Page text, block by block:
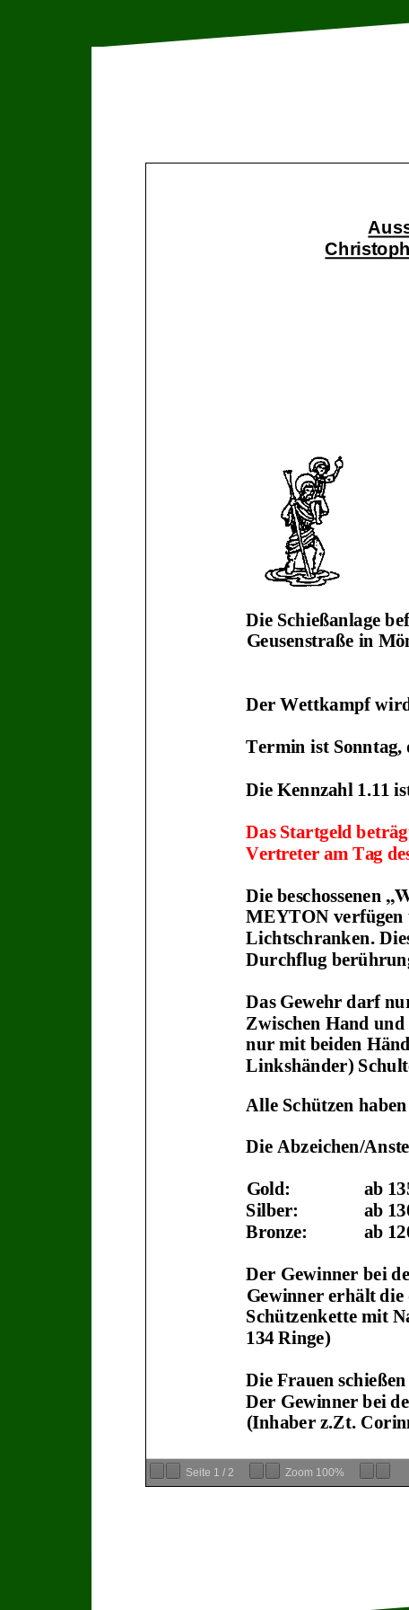
Die Schießanlage
Geusenstraße in
Der Wettkampf
Termin ist Sonntag,
Die Kennzahl 1 .11
Das Startgeld
Vertreter am Tag
Die beschossenen
MEYTON verfügen
Lichtschranken.
Durchflug
Das Gewehr darf
Zwischen Hand
nur mit beiden
Linkshänder)
Alle Schützen
Die Abzeichen/
Gold: ab
Silber:
ab
Bronze:
ab
Der Gewinner bei
Gewinner erhältdie
Schützenkette mit
134 Ringe)
Die Frauen schießen
Der Gewinner bei
(Inhaber z.Zt.
Millimetern. Je
Mittelpunkt der
Seite 1 / 2 Zoom 100%